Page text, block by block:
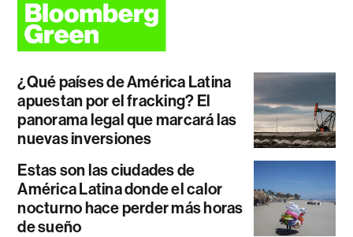
¿Qué países de América Latina
apuestan por el fracking? El
panorama legal que marcará las
nuevas inversiones
Estas son las ciudades de
América Latina donde el calor
nocturno hace perder más horas
de sueño